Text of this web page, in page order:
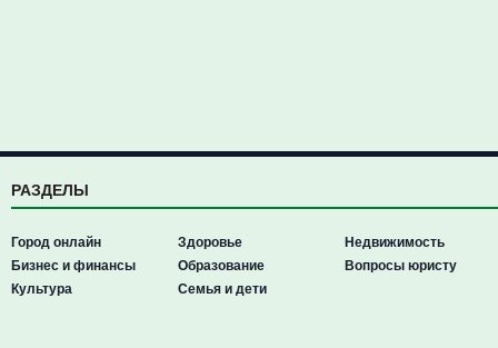
РАЗДЕЛЫ
Город онлайн
Бизнес и финансы
Культура
Здоровье
Образование
Семья и дети
Недвижимость
Вопросы юристу